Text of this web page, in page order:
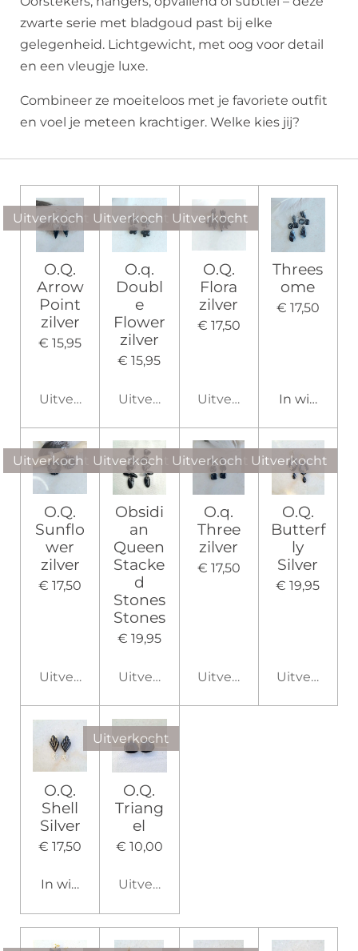
zwarte serie met bladgoud past bij elke
gelegenheid. Lichtgewicht, met oog voor detail
en een vleugje luxe.
Combineer ze moeiteloos met je favoriete outfit
en voel je meteen krachtiger. Welke kies jij?
Uitverkocht
O.Q.
Arrow
Point
zilver
€ 15,95
Uitverkocht
Uitverkocht
O.q.
Doubl
e
Flower
zilver
€ 15,95
Uitverkocht
Uitverkocht
O.Q.
Flora
zilver
€ 17,50
Uitverkocht
Threes
ome
€ 17,50
In
Uitverkocht
O.Q.
Sunflo
wer
zilver
€ 17,50
Uitverkocht
Uitverkocht
Obsidi
an
Queen
Stacke
d
Stones
Stones
€ 19,95
Uitverkocht
Uitverkocht
O.q.
Three
zilver
€ 17,50
Uitverkocht
Uitverkocht
O.Q.
Butterf
ly
Silver
€ 19,95
Uitverkocht
O.Q.
Shell
Silver
€ 17,50
In winkelwagen
Uitverkocht
O.Q.
Triang
el
€ 10,00
Uitverkocht